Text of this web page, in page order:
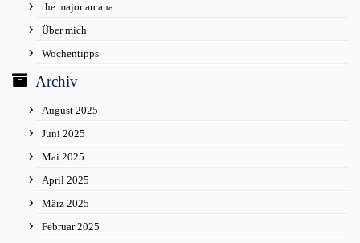
the major arcana
Über mich
Wochentipps
Archiv
August 2025
Juni 2025
Mai 2025
April 2025
März 2025
Februar 2025